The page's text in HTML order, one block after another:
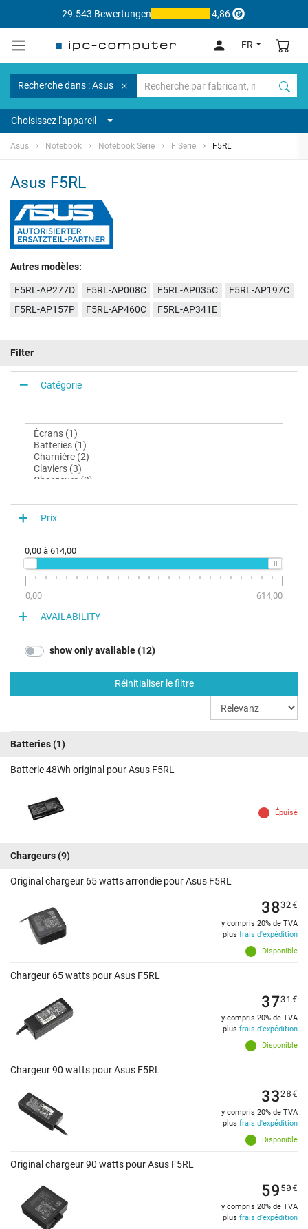
29.543 Bewertungen 4,86
FR
Recherche dans : Asus
Choisissez l'appareil
Asus Notebook Notebook Serie F Serie F5RL
Asus F5RL
Autres modèles:
F5RL-AP277D F5RL-AP008C F5RL-AP035C
F5RL-AP197C
F5RL-AP157P
F5RL-AP460C F5RL-AP341E
Filter
Catégorie
Prix
0,00 à 614,00
0,00 614,00
AVAILABILITY
show only available (12)
Réinitialiser le filtre
Batteries(1)
Batterie 48Wh original pour Asus F5RL
Épuisé
Chargeurs(9)
Original chargeur 65 watts arrondie pour Asus F5RL
Disponible
3832€
y compris 20% de TVA
plus frais d'expédition
Chargeur 65 watts pour Asus F5RL
Disponible
3731 €
y compris 20% de TVA
plus frais d'expédition
Chargeur 90 watts pour Asus F5RL
Disponible
3328€
y compris 20% de TVA
plus frais d'expédition
Original chargeur 90 watts pour Asus F5RL
5950€
y compris 20% de TVA
plus frais d'expédition